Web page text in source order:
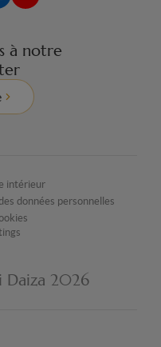
à notre
intérieur
données personnelles
2026